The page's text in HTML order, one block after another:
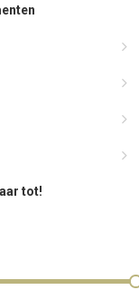
tot!